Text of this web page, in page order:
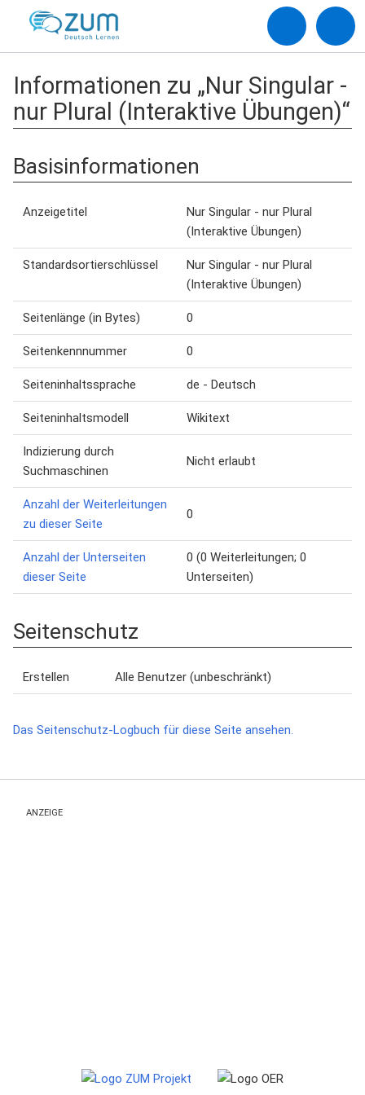
Informationen zu „Nur Singular -
nur Plural (Interaktive Übungen)“
Basisinformationen
Anzeigetitel
Nur Singular - nur Plural
(Interaktive Übungen)
Standardsortierschlüssel
Nur Singular - nur Plural
(Interaktive Übungen)
Seitenlänge (in Bytes) 0
Seitenkennnummer 0
Seiteninhaltssprache de - Deutsch
Seiteninhaltsmodell Wikitext
Indizierung durch
Suchmaschinen
Nicht erlaubt
Anzahl der Weiterleitungen
zu dieser Seite
0
Anzahl der Unterseiten
dieser Seite
0 (0 Weiterleitungen; 0
Unterseiten)
Seitenschutz
Erstellen Alle Benutzer (unbeschränkt)
Das Seitenschutz-Logbuch für diese Seite ansehen.
ANZEIGE